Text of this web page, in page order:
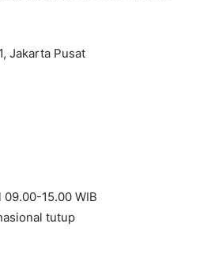
Jakarta Pusat
15.00 WIB
tutup